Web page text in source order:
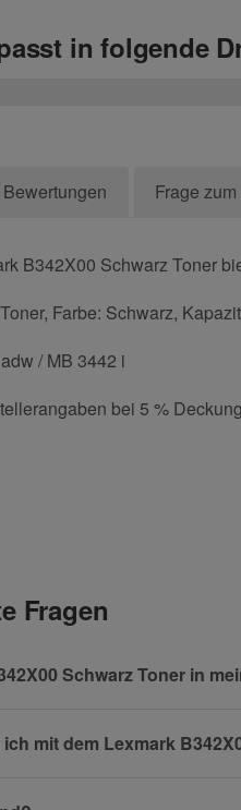
in folgende
Bewertungen Frage
B342X00 Schwarz Toner
Farbe: Schwarz,
/ MB 3442 i
bei 5 %
Fragen
Schwarz Toner in
mit dem Lexmark